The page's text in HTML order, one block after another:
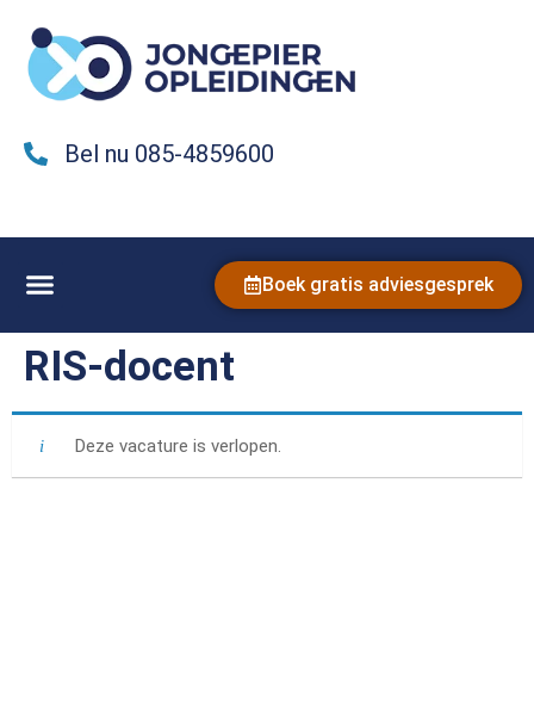
Bel nu 085-4859600
Boek gratis adviesgesprek
RIS-docent
Deze vacature is verlopen.